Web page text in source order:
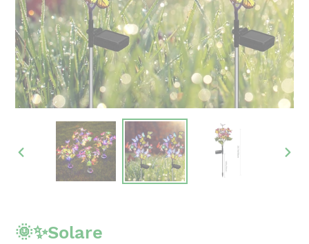
VORHERIGER
SCHIEBER
🌞✨Solare